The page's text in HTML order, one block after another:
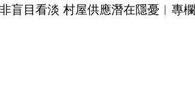
盲目看淡 村屋供應潛在隱憂︳專欄